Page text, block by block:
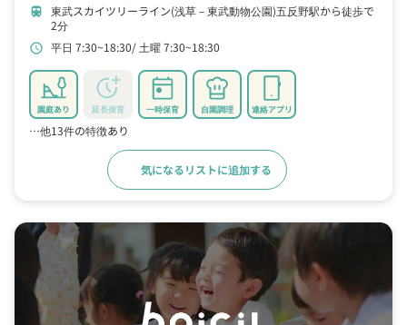
train
東武スカイツリーライン(浅草－東武動物公園)五反野駅から徒歩で
2分
schedule 平日 7:30~18:30 土曜 7:30~18:30
園庭あり 延長保育 一時保育 自園調理 連絡アプリ
…他13件の特徴あり
気になるリストに追加する